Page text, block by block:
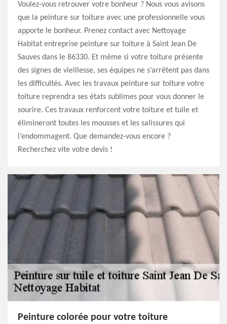
Voulez-vous retrouver votre bonheur ? Nous vous avisons
que la peinture sur toiture avec une professionnelle vous
apporte le bonheur. Prenez contact avec Nettoyage
Habitat entreprise peinture sur toiture à Saint Jean De
Sauves dans le 86330. Et même si votre toiture présente
des signes de vieillesse, ses équipes ne s’arrêtent pas dans
les difficultés. Avec les travaux peinture sur toiture votre
toiture reprendra ses états sublimes pour vous donner le
sourire. Ces travaux renforcent votre toiture et tuile et
élimineront toutes les mousses et les salissures qui
l’endommagent. Que demandez-vous encore ?
Recherchez vite votre devis !
Peinture colorée pour votre toiture